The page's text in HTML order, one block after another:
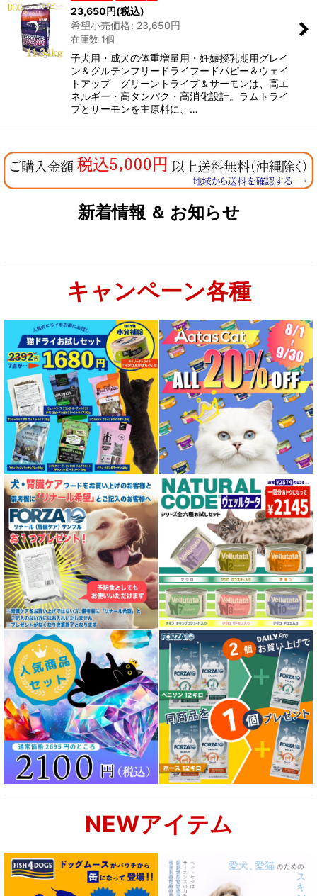
23,650 円(税込)
希望小売価格: 23,650円
在庫数 1個
子犬用・成犬の体重増量用・妊娠授乳期用グレイ
ン＆グルテンフリードライフードパピー＆ウェイ
トアップ グリーントライプ＆サーモンは、高エ
ネルギー・高タンパク・高消化設計。ラムトライ
プとサーモンを主原料に、…
新着情報 ＆ お知らせ
キャンペーン各種
NEWアイテム